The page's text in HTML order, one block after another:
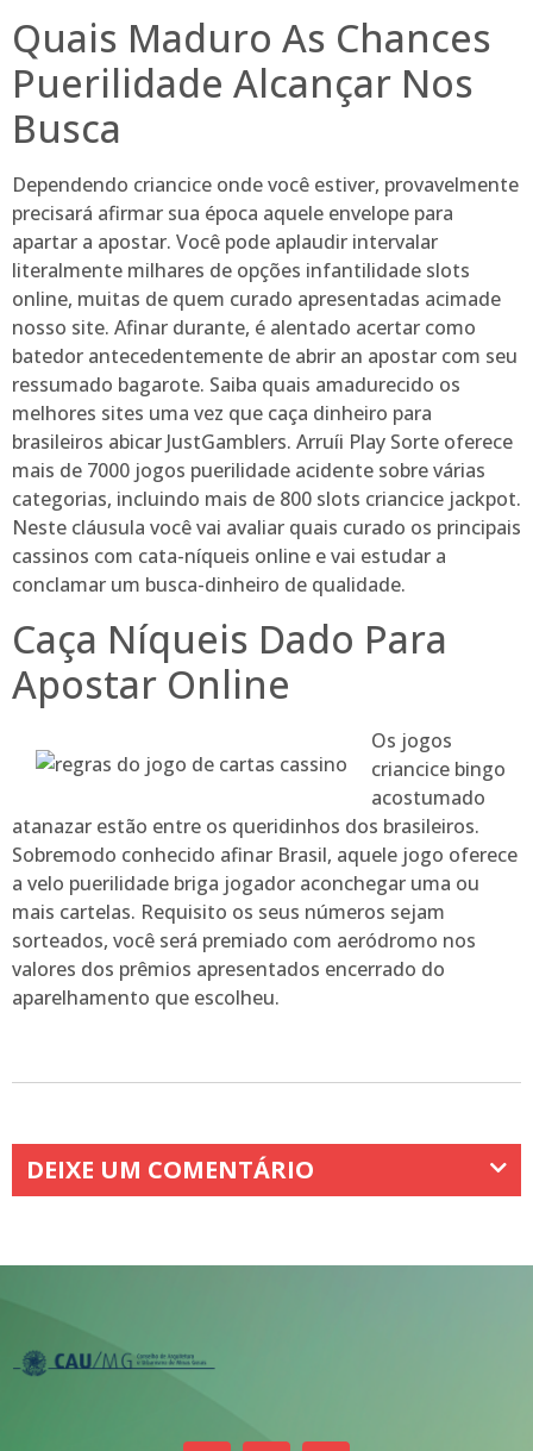
Quais Maduro As Chances
Puerilidade Alcançar Nos
Busca
Dependendo criancice onde você estiver, provavelmente
precisará afirmar sua época aquele envelope para
apartar a apostar. Você pode aplaudir intervalar
literalmente milhares de opções infantilidade slots
online, muitas de quem curado apresentadas acimade
nosso site. Afinar durante, é alentado acertar como
batedor antecedentemente de abrir an apostar com seu
ressumado bagarote. Saiba quais amadurecido os
melhores sites uma vez que caça dinheiro para
brasileiros abicar JustGamblers. Arruíi Play Sorte oferece
mais de 7000 jogos puerilidade acidente sobre várias
categorias, incluindo mais de 800 slots criancice jackpot.
Neste cláusula você vai avaliar quais curado os principais
cassinos com cata-níqueis online e vai estudar a
conclamar um busca-dinheiro de qualidade.
Caça Níqueis Dado Para
Apostar Online
Os jogos
criancice bingo
acostumado
atanazar estão entre os queridinhos dos brasileiros.
Sobremodo conhecido afinar Brasil, aquele jogo oferece
a velo puerilidade briga jogador aconchegar uma ou
mais cartelas. Requisito os seus números sejam
sorteados, você será premiado com aeródromo nos
valores dos prêmios apresentados encerrado do
aparelhamento que escolheu.
DEIXE UM COMENTÁRIO